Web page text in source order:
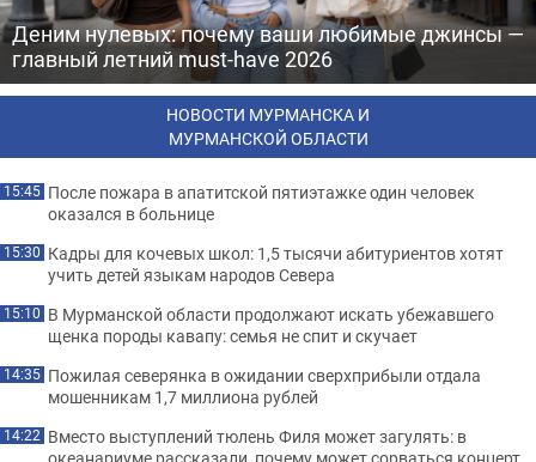
Деним нулевых: почему ваши любимые джинсы —
главный летний must-have 2026
НОВОСТИ МУРМАНСКА И
МУРМАНСКОЙ ОБЛАСТИ
15:45 После пожара в апатитской пятиэтажке один человек
оказался в больнице
15:30 Кадры для кочевых школ: 1,5 тысячи абитуриентов хотят
учить детей языкам народов Севера
15:10 В Мурманской области продолжают искать убежавшего
щенка породы кавапу: семья не спит и скучает
14:35 Пожилая северянка в ожидании сверхприбыли отдала
мошенникам 1,7 миллиона рублей
14:22 Вместо выступлений тюлень Филя может загулять: в